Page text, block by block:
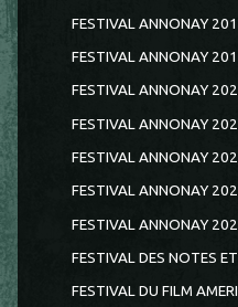
FESTIVAL ANNONAY
FESTIVAL ANNONAY
FESTIVAL ANNONAY
FESTIVAL ANNONAY
FESTIVAL ANNONAY
FESTIVAL ANNONAY
FESTIVAL ANNONAY
FESTIVAL DES NOTES
FESTIVAL DU FILM